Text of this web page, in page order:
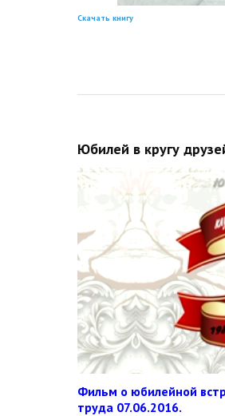
Скачать книгу
Юбилей в кругу
Фильм о юбилейной
труда 07.06.2016.